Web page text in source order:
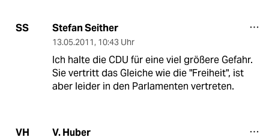
SS Stefan Seither
13.05.2011, 10:43 Uhr
Ich halte die CDU für eine viel größere Gefahr.
Sie vertritt das Gleiche wie die "Freiheit", ist
aber leider in den Parlamenten vertreten.
VH V. Huber